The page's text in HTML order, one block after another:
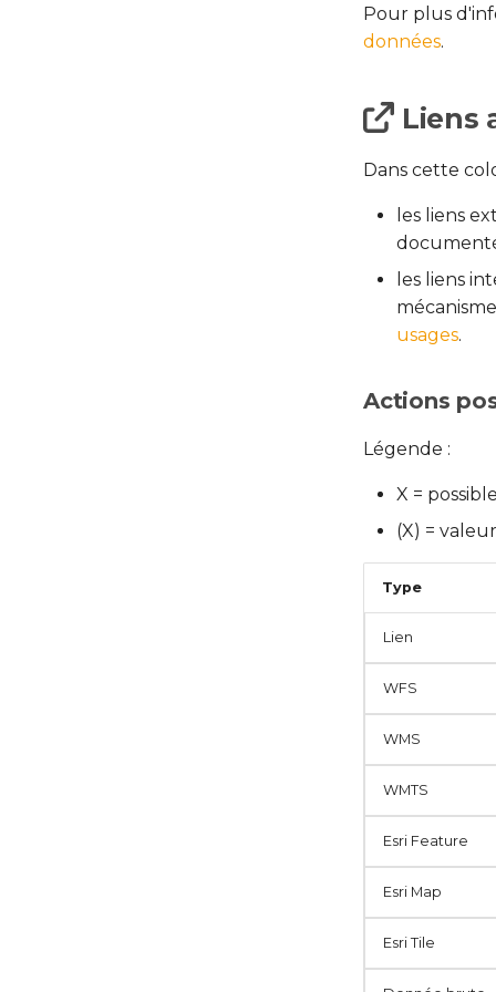
Pour plus
données.
Liens
Dans cette
les liens
les liens
usages.
Actions
Légende :
X = possible
(X) =
Type
Lien
WFS
WMS
WMTS
Esri Feature
Esri Map
Esri Tile